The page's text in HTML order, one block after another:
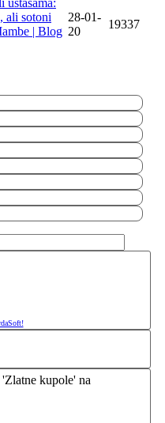
ustašama:
ali sotoni
| Blog
28-01-
20
19337
kupole' na